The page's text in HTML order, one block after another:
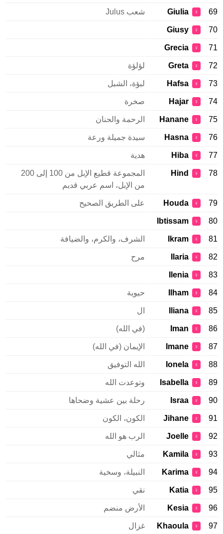
69
♀
Giulia شعب Julus
70
♀
Giusy
71
♀
Grecia
72
♀
Greta لؤلؤة
73
♀
Hafsa لبؤة، الشبل
74
♀
Hajar صخرة
75
♀
Hanane الرحمة والحنان
76
♀
Hasna سيدة جميلة ورعة
77
♀
Hiba هدية
78
♀
Hind
المجموعة قطيع الإبل من 100 إلى 200
من الإبل، اسم عربي قديم
79
♀
Houda على الطريق الصحيح
80
♀
Ibtissam
81
♀
Ikram الشرف، والكرم، والضيافة
82
♀
Ilaria مرح
83
♀
Ilenia
84
♀
Ilham حيوية
85
♀
Iliana ال
86
♀
Iman (في الله)
87
♀
Imane الإيمان (في الله)
88
♀
Ionela الله التوفيق
89
♀
Isabella وتوعدت الله
90
♀
Israa رحلة بين عشية وضحاها
91
♀
Jihane الكون، الكون
92
♀
Joelle الرب هو الله
93
♀
Kamila مثالي
94
♀
Karima النبيلة، وسخية
95
♀
Katia نقي
96
♀
Kesia الأرض منضم
97
♀
Khaoula غزال